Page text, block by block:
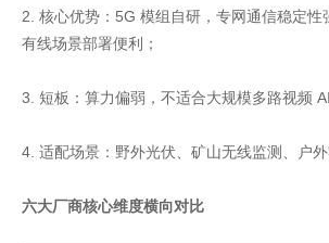
2. 核心优势：5G 模组自研，专网通信稳定性
有线场景部署便利；
3. 短板：算力偏弱，不适合大规模多路视频
4. 适配场景：野外光伏、矿山无线监测、户外
六大厂商核心维度横向对比